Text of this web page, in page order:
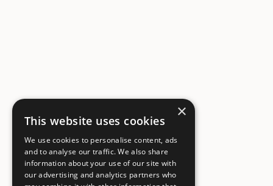
×
This website uses cookies
We use cookies to personalise content, ads
and to analyse our traffic. We also share
information about your use of our site with
our advertising and analytics partners who